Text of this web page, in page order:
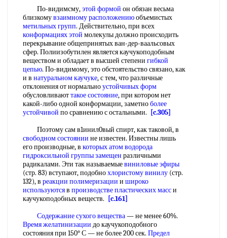
По-видимсму,этой формой он обязан весьма
близкомувзаимному расположениюобъемистых
метильных групп. Действительно, при всех
конформациях этой молекулы должно происходить
перекрывание общепринятых ван-дер-ваальсовых
сфер. Полиизобутилен является каучукоподобным
веществом и обладает в высшей степени гибкой
цепью. По-видимому, это обстоятельство связано, как
и в натуральном каучуке, с тем, что различные
отклонения от нормальноустойчивых форм
обусловливаюттакое состояние, при котором нет
какой-либо одной конформации, заметноболее
устойчивой по сравнению с остальными.
[c.305]
Поэтому сам в1инил0вый спирт, как таковой, в
свободном состоянии не известен. Известны лишь
его производные, в которых атомводорода
гидроксильной группы замещен различными
радикалами. Эти так называемыевиниловые эфиры
(стр. 83) вступают, подобнохлористому винилу (стр.
132), в реакции полимеризации и широко
используютсяв производстве пластических масси
каучукоподобных веществ.
[c.161]
Содержание сухого вещества— не менее 60%.
Время желатинизации до каучукоподобного
состояния при 150° С — не более 200 сек. Предел